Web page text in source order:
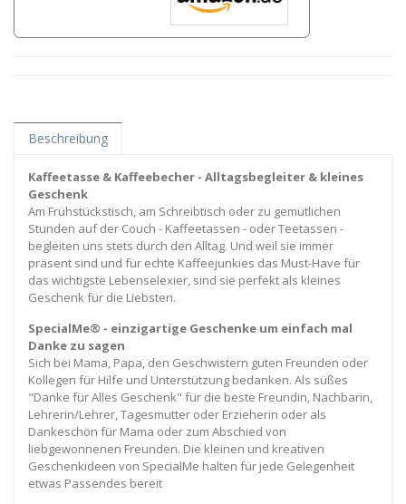
Beschreibung
Kaffeetasse & Kaffeebecher - Alltagsbegleiter & kleines
Geschenk
Am Frühstückstisch, am Schreibtisch oder zu gemütlichen
Stunden auf der Couch - Kaffeetassen - oder Teetassen -
begleiten uns stets durch den Alltag. Und weil sie immer
präsent sind und für echte Kaffeejunkies das Must-Have für
das wichtigste Lebenselexier, sind sie perfekt als kleines
Geschenk für die Liebsten.
SpecialMe® - einzigartige Geschenke um einfach mal
Danke zu sagen
Sich bei Mama, Papa, den Geschwistern guten Freunden oder
Kollegen für Hilfe und Unterstützung bedanken. Als süßes
"Danke für Alles Geschenk" für die beste Freundin, Nachbarin,
Lehrerin/Lehrer, Tagesmutter oder Erzieherin oder als
Dankeschön für Mama oder zum Abschied von
liebgewonnenen Freunden. Die kleinen und kreativen
Geschenkideen von SpecialMe halten für jede Gelegenheit
etwas Passendes bereit